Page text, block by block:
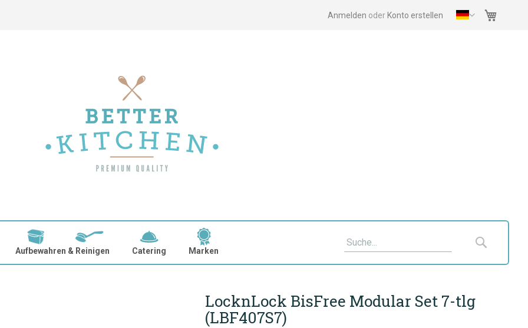
Anmelden Konto erstellen
Aufbewahren & Reinigen Catering Marken Suche
LocknLock BisFree Modular Set 7-tlg
(LBF407S7)